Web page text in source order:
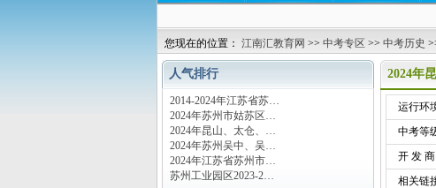
您现在的位置： 江南汇教育网 >> 中考专区 >> 中考历史
人气排行
2014-2024年江苏省苏…
2024年苏州市姑苏区…
2024年昆山、太仓、…
2024年苏州吴中、吴…
2024年江苏省苏州市…
苏州工业园区2023-2…
2024年
运行环
中考等
开 发 商
相关链